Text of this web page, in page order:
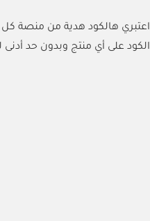
اعتبري هالكود هدية من منصة كل
الكود على أي منتج وبدون حد